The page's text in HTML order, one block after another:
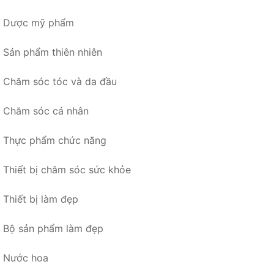
Dược mỹ phẩm
Sản phẩm thiên nhiên
Chăm sóc tóc và da đầu
Chăm sóc cá nhân
Thực phẩm chức năng
Thiết bị chăm sóc sức khỏe
Thiết bị làm đẹp
Bộ sản phẩm làm đẹp
Nước hoa